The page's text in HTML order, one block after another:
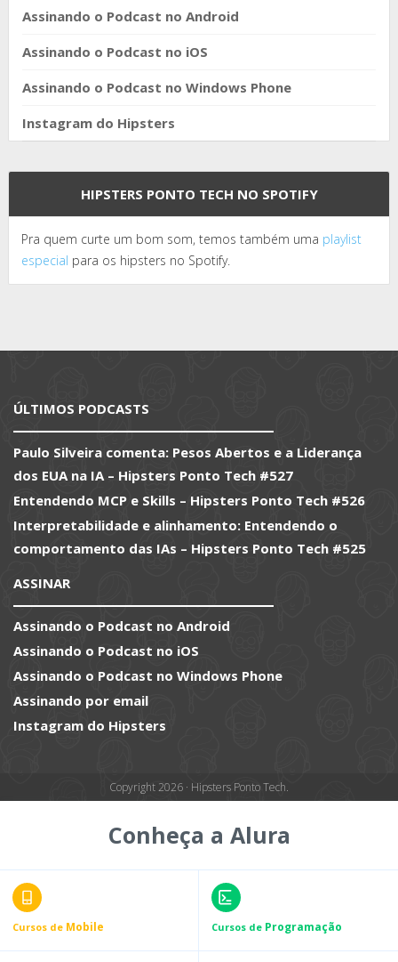
Assinando o Podcast no Android
Assinando o Podcast no iOS
Assinando o Podcast no Windows Phone
Instagram do Hipsters
HIPSTERS PONTO TECH NO SPOTIFY
Pra quem curte um bom som, temos também uma playlist
especial para os hipsters no Spotify.
ÚLTIMOS PODCASTS
Paulo Silveira comenta: Pesos Abertos e a Liderança
dos EUA na IA – Hipsters Ponto Tech #527
Entendendo MCP e Skills – Hipsters Ponto Tech #526
Interpretabilidade e alinhamento: Entendendo o
comportamento das IAs – Hipsters Ponto Tech #525
ASSINAR
Assinando o Podcast no Android
Assinando o Podcast no iOS
Assinando o Podcast no Windows Phone
Assinando por email
Instagram do Hipsters
Copyright 2026 · Hipsters Ponto Tech.
Conheça a Alura
Cursos de Mobile Cursos de Programação